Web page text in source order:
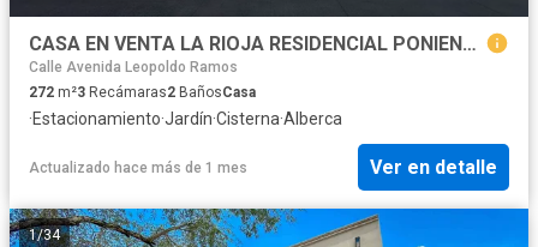
CASA EN VENTA LA RIOJA RESIDENCIAL PONIENTE
Calle Avenida Leopoldo Ramos
272 m²3 Recámaras2 BañosCasa
·Estacionamiento·Jardín·Cisterna·Alberca
Actualizado hace más de 1 mes Ver en detalle
1/34